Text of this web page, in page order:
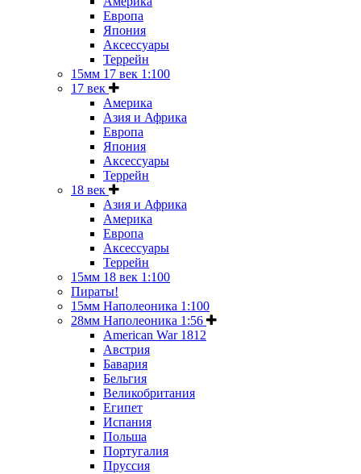
Европа
Япония
Аксессуары
Террейн
15мм 17 век 1:100
17 век
Америка
Азия и Африка
Европа
Япония
Аксессуары
Террейн
18 век
Азия и Африка
Америка
Европа
Аксессуары
Террейн
15мм 18 век 1:100
Пираты!
15мм Наполеоника 1:100
28мм Наполеоника 1:56
American War 1812
Австрия
Бавария
Бельгия
Великобритания
Египет
Испания
Польша
Португалия
Пруссия